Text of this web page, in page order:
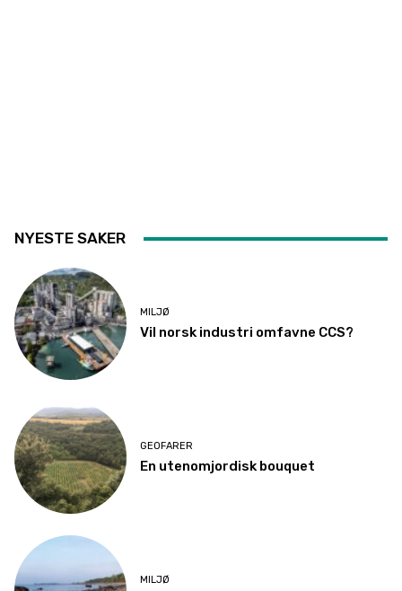
NYESTE SAKER
MILJØ
Vil norsk industri omfavne CCS?
GEOFARER
En utenomjordisk bouquet
MILJØ